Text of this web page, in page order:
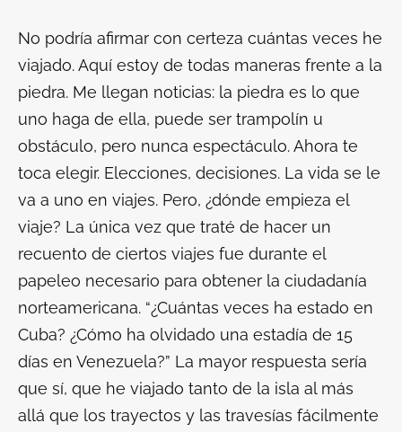
No podría afirmar con certeza cuántas veces he
viajado. Aquí estoy de todas maneras frente a la
piedra. Me llegan noticias: la piedra es lo que
uno haga de ella, puede ser trampolín u
obstáculo, pero nunca espectáculo. Ahora te
toca elegir. Elecciones, decisiones. La vida se le
va a uno en viajes. Pero, ¿dónde empieza el
viaje? La única vez que traté de hacer un
recuento de ciertos viajes fue durante el
papeleo necesario para obtener la ciudadanía
norteamericana. “¿Cuántas veces ha estado en
Cuba? ¿Cómo ha olvidado una estadía de 15
días en Venezuela?” La mayor respuesta sería
que sí, que he viajado tanto de la isla al más
allá que los trayectos y las travesías fácilmente